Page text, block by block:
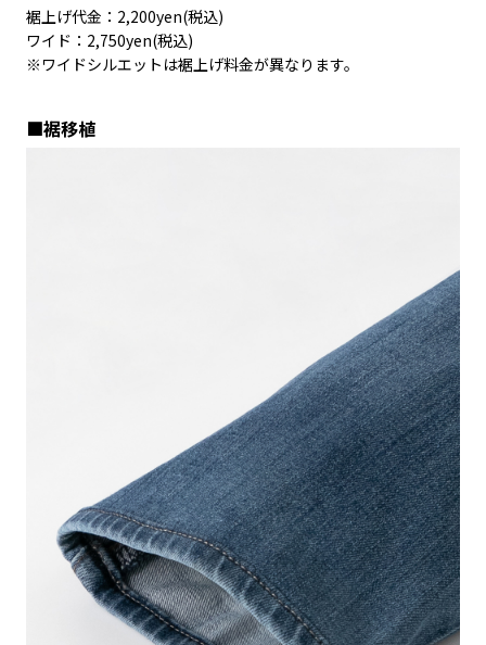
裾上げ代金：2,200yen(税込)
ワイド：2,750yen(税込)
※ワイドシルエットは裾上げ料金が異なります。
■裾移植